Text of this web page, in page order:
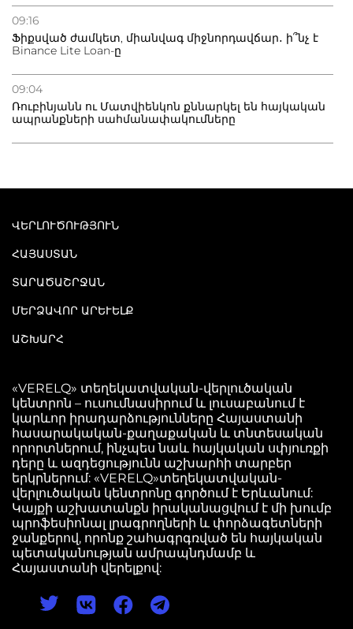
09:16
Ֆիքսված ժամկետ, միանվագ միջնորդավճար․ ի՞նչ է
Binance Lite Loan-ը
09:04
Ռուբինյանն ու Մատվիենկոն քննարկել են հայկական
ապրանքների սահմանափակումները
ՎԵՐԼՈՒԾՈՒԹՅՈՒՆ
ՀԱՅԱՍՏԱՆ
ՏԱՐԱԾԱՇՐՋԱՆ
ՄԵՐՁԱՎՈՐ ԱՐԵՒԵԼՔ
ԱՇԽԱՐՀ
«VERELQ» տեղեկատվական-վերլուծական
կենտրոն – ուսումնասիրում և լուսաբանում է
կարևոր իրադարձությունները Հայաստանի
հասարակական-քաղաքական և տնտեսական
որորտներում, ինչպես նաև հայկական սփյուռքի
դերը և ազդեցությունն աշխարհի տարբեր
երկրներում: «VERELQ»տեղեկատվական-
վերլուծական կենտրոնը գործում է Երևանում:
Կայքի աշխատանքն իրականացվում է մի խումբ
պրոֆեսիոնալ լրագրողների և փորձագետների
ջանքերով, որոնք շահագրգռված են հայկական
պետականության ամրապնդմամբ և
Հայաստանի վերելքով: